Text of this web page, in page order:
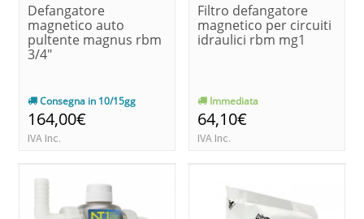
Defangatore
magnetico auto
pultente magnus rbm
3/4"
Consegna in 10/15gg
164,00€
IVA Inc.
Filtro defangatore
magnetico per circuiti
idraulici rbm mg1
Immediata
64,10€
IVA Inc.